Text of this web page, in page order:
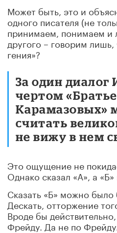
Может быть, это и
одного писателя (не
принимаем, понимаем и
другого – говорим
гения»?
За один диалог
чертом
Карамазовых»
считать
не вижу в нем
Это ощущение не
Однако сказал «А», а «Б»
Сказать «Б» можно было
Дескать, отторжение
Вроде бы
Фрейду. Да не по Фрейду.